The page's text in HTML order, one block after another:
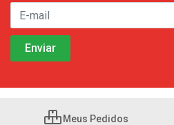
Meus Pedidos